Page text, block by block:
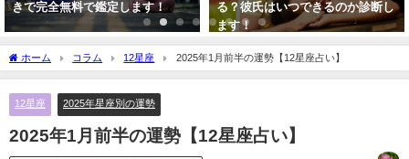
る？彼氏はいつできるのか診断し
ます！
配…浮気度診断でチェック！
ホーム コラム 12星座 2025年1月前半の運勢【12星座占い】
12星座 2025年星座別の運勢
2025年1月前半の運勢【12星座占い】